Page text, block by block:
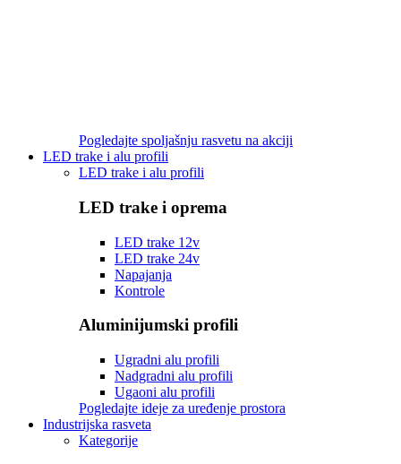
Pogledajte spoljašnju rasvetu na akciji
LED trake i alu profili
LED trake i alu profili
LED trake i oprema
LED trake 12v
LED trake 24v
Napajanja
Kontrole
Aluminijumski profili
Ugradni alu profili
Nadgradni alu profili
Ugaoni alu profili
Pogledajte ideje za uređenje prostora
Industrijska rasveta
Kategorije